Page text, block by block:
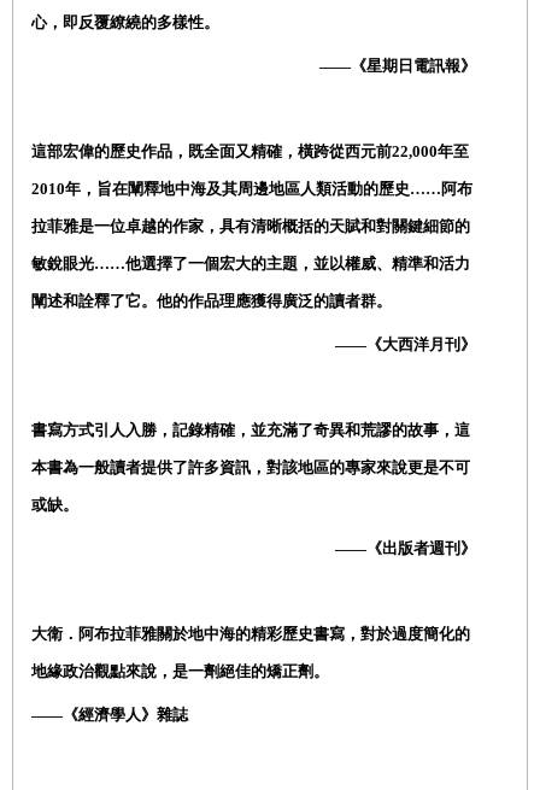
心，即反覆繚繞的多樣性。
——《星期日電訊報》
這部宏偉的歷史作品，既全面又精確，橫跨從西元前22,000年至
2010年，旨在闡釋地中海及其周邊地區人類活動的歷史……阿布
拉菲雅是一位卓越的作家，具有清晰概括的天賦和對關鍵細節的
敏銳眼光……他選擇了一個宏大的主題，並以權威、精準和活力
闡述和詮釋了它。他的作品理應獲得廣泛的讀者群。
——《大西洋月刊》
書寫方式引人入勝，記錄精確，並充滿了奇異和荒謬的故事，這
本書為一般讀者提供了許多資訊，對該地區的專家來說更是不可
或缺。
——《出版者週刊》
大衛．阿布拉菲雅關於地中海的精彩歷史書寫，對於過度簡化的
地緣政治觀點來說，是一劑絕佳的矯正劑。
——《經濟學人》雜誌